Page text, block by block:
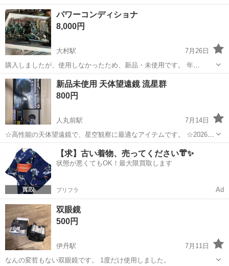
パワーコンディショナ
8,000円
大村駅
7月26日
購入しましたが、使用しなかったため、新品・未使用です。 年
式:2014年。 8台が有ります、1台だけ取り引き可能です！
兵庫 三木市 大村駅 望遠鏡、顕微鏡
新品未使用 天体望遠鏡 流星群
800円
人丸前駅
7月14日
☆高性能の天体望遠鏡で、星空観察に最適なアイテムです。 ☆2026年
の流星群の表を載せています。参考にされてください。 - モデル名:
High Spec Astronomical Telescope 2 - 付属品: ...
兵庫 人丸前駅 望遠鏡、顕微鏡 接眼レンズ
【求】古い着物、売ってください👘✨
状態が悪くてもOK！最大限買取します
プリフラ Ad
双眼鏡
500円
伊丹駅
7月11日
なんの変哲もない双眼鏡です。 1度だけ使用しました。